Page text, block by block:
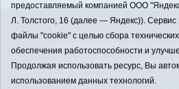
12+
ЗАВОДОУКОВСК online /
Заводоуковского
Учредитель: АНО
предоставляемый компанией ООО
Л. Толстого, 16 (далее — Яндекс)).
файлы "cookie" с целью сбора
обеспечения работоспособности и
Продолжая использовать ресурс, Вы
использованием данных технологий.